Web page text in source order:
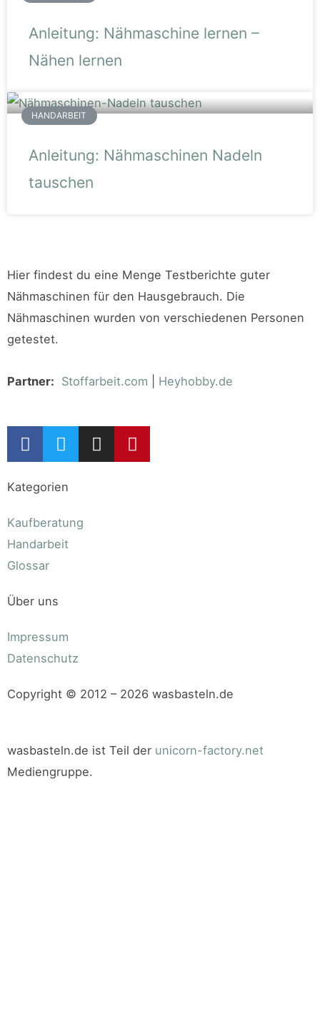
Anleitung: Nähmaschine lernen –
Nähen lernen
HANDARBEIT
Anleitung: Nähmaschinen Nadeln
tauschen
Hier findest du eine Menge Testberichte guter
Nähmaschinen für den Hausgebrauch. Die
Nähmaschinen wurden von verschiedenen Personen
getestet.
Partner: Stoffarbeit.com Heyhobby.de
Kategorien
Kaufberatung
Handarbeit
Glossar
Über uns
Impressum
Datenschutz
Copyright © 2012 – 2026 wasbasteln.de
wasbasteln.de ist Teil der unicorn-factory.net
Mediengruppe.